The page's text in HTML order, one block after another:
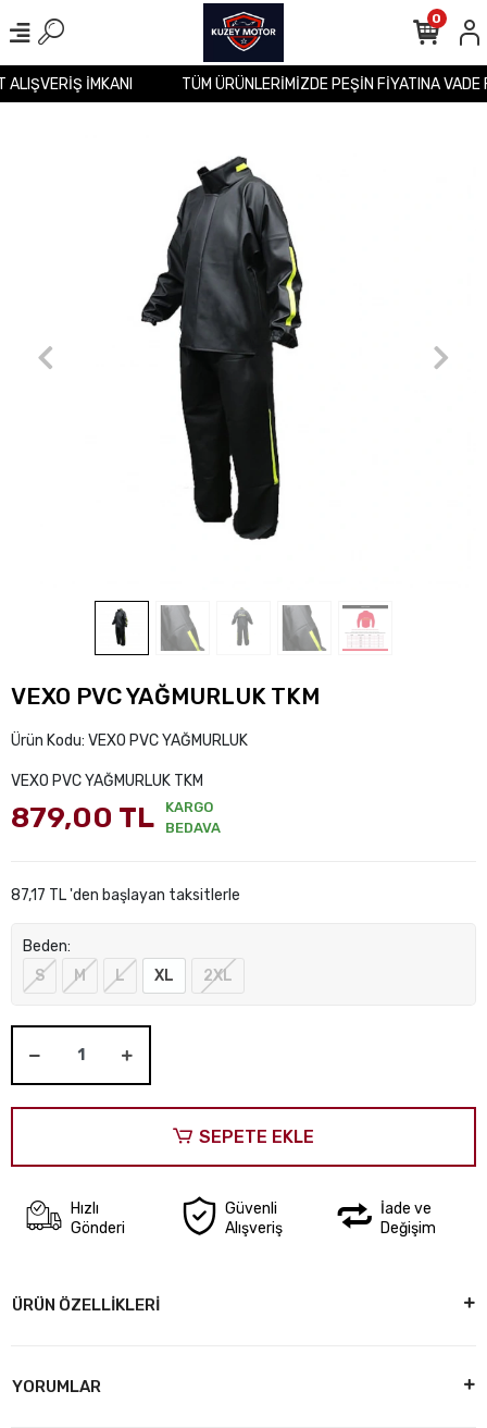
ALIŞVERİŞ İMKANI TÜM ÜRÜNLERİMİZDE PEŞİN FİYATINA
0
VEXO PVC YAĞMURLUK TKM
Ürün Kodu: VEXO PVC YAĞMURLUK
VEXO PVC YAĞMURLUK TKM
879,00 TL
KARGO
BEDAVA
87,17 TL 'den başlayan taksitlerle
Beden:
S
M L XL 2XL
SEPETE EKLE
Hızlı
Gönderi
Güvenli
Alışveriş
İade ve
Değişim
ÜRÜN ÖZELLİKLERİ
YORUMLAR